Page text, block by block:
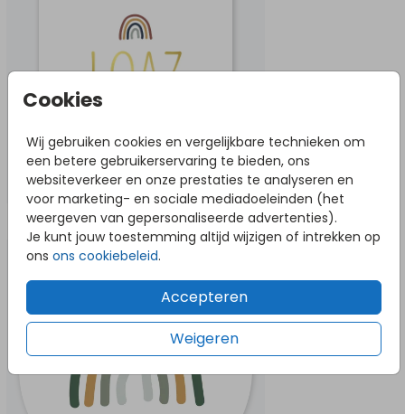
Cookies
Wij gebruiken cookies en vergelijkbare technieken om
een betere gebruikerservaring te bieden, ons
websiteverkeer en onze prestaties te analyseren en
voor marketing- en sociale mediadoeleinden (het
weergeven van gepersonaliseerde advertenties).
Je kunt jouw toestemming altijd wijzigen of intrekken op
ons ons cookiebeleid.
Accepteren
Weigeren
NOG MEER IN DEZE STIJL